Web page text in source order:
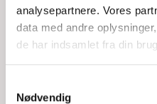
analysepartnere. Vores
data med andre
de har indsamlet fra din
Nødvendig
LØR, 08/08/2026 - 16:09